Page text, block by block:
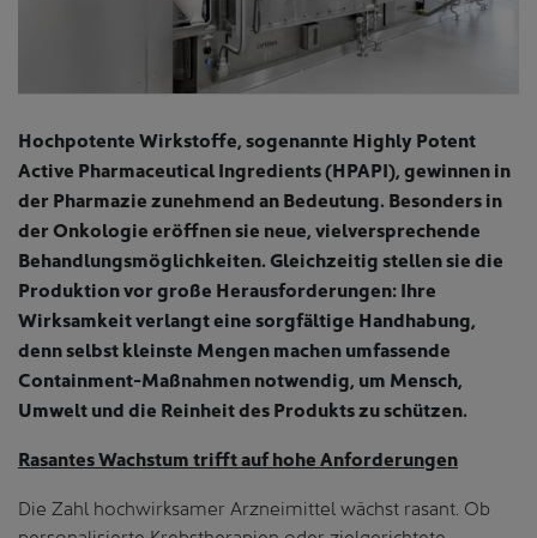
Hochpotente Wirkstoffe, sogenannte Highly Potent
Active Pharmaceutical Ingredients (HPAPI), gewinnen in
der Pharmazie zunehmend an Bedeutung. Besonders in
der Onkologie eröffnen sie neue, vielversprechende
Behandlungsmöglichkeiten. Gleichzeitig stellen sie die
Produktion vor große Herausforderungen: Ihre
Wirksamkeit verlangt eine sorgfältige Handhabung,
denn selbst kleinste Mengen machen umfassende
Containment-Maßnahmen notwendig, um Mensch,
Umwelt und die Reinheit des Produkts zu schützen.
Rasantes Wachstum trifft auf hohe Anforderungen
Die Zahl hochwirksamer Arzneimittel wächst rasant. Ob